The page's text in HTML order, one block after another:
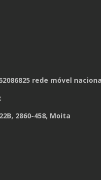
rede móvel
2860-458, Moita